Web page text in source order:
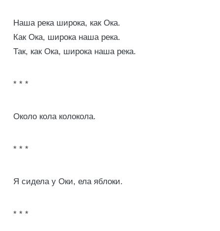
Наша река широка, как Ока.
Как Ока, широка наша река.
Так, как Ока, широка наша река.
* * *
Около кола колокола.
* * *
Я сидела у Оки, ела яблоки.
* * *